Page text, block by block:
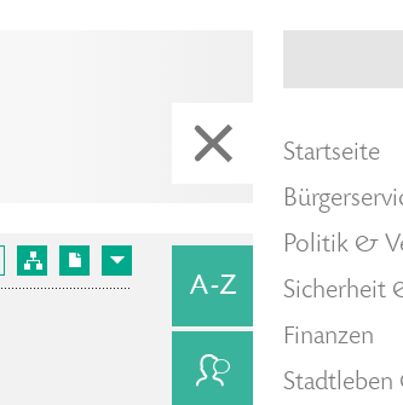
Startseite
Politik &
Sicherheit
Finanzen